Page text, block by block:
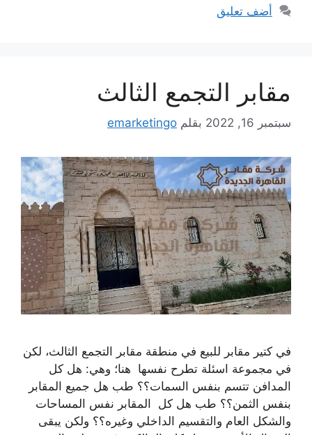
أضف تعليق
مقابر التجمع الثالث
سبتمبر 16, 2022 بقلم emarketingo
في كتير مقابر للبيع في منطقة مقابر التجمع الثالث، لكن
في مجموعة اسئلة تطرح نفسها هنا؛ وهي: هل كل
المدافن تتسم بنفس السمات؟؟ طب هل جميع المقابر
بنفس الثمن؟؟ طب هل كل المقابر نفس المساحات
والشكل العام والتقسيم الداخلي وغيره؟؟ ولكن يبقى